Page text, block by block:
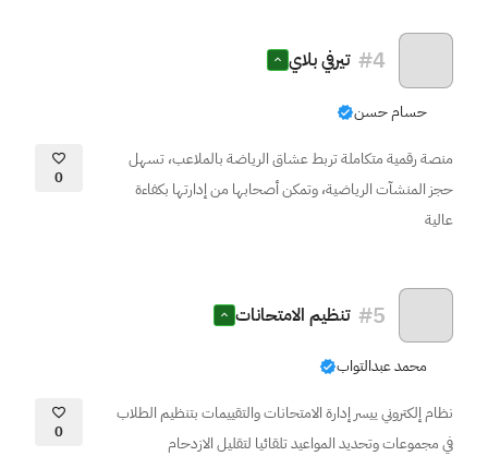
#4 تيرفي بلاي
حسام حسن
منصة رقمية متكاملة تربط عشاق الرياضة بالملاعب، تسهل
حجز المنشآت الرياضية، وتمكن أصحابها من إدارتها بكفاءة
عالية
0
#5 تنظيم الامتحانات
محمد عبدالتواب
نظام إلكتروني ييسر إدارة الامتحانات والتقييمات بتنظيم الطلاب
في مجموعات وتحديد المواعيد تلقائيا لتقليل الازدحام
0